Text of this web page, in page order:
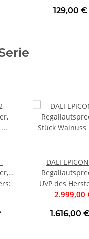
129,00 €
| :
DALI
Stück
UVP des
2.999,00
1.616,00